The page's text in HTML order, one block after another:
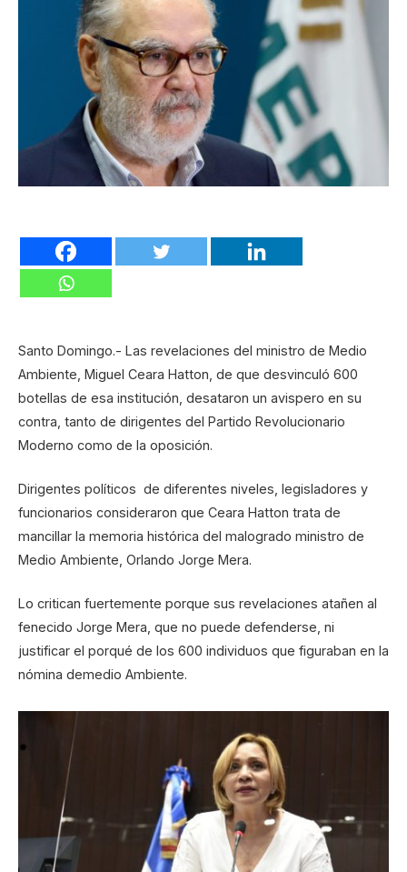
Santo Domingo.- Las revelaciones del ministro de Medio
Ambiente, Miguel Ceara Hatton, de que desvinculó 600
botellas de esa institución, desataron un avispero en su
contra, tanto de dirigentes del Partido Revolucionario
Moderno como de la oposición.
Dirigentes políticos de diferentes niveles, legisladores y
funcionarios consideraron que Ceara Hatton trata de
mancillar la memoria histórica del malogrado ministro de
Medio Ambiente, Orlando Jorge Mera.
Lo critican fuertemente porque sus revelaciones atañen al
fenecido Jorge Mera, que no puede defenderse, ni
justificar el porqué de los 600 individuos que figuraban en la
nómina demedio Ambiente.